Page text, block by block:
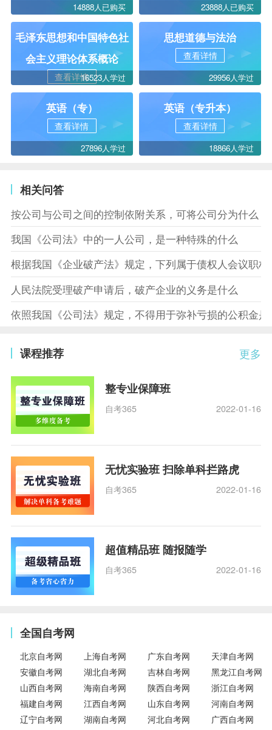
14888人已购买 23888人已购买
毛泽东思想和中国特色社
会主义理论体系概论
查看详情16523人学过
思想道德与法治
查看详情
29956人学过
英语（专）
查看详情
27896人学过
英语（专升本）
查看详情
18866人学过
相关问答
按公司与公司之间的控制依附关系，可将公司分为什么
我国《公司法》中的一人公司，是一种特殊的什么
根据我国《企业破产法》规定，下列属于债权人会议职
人民法院受理破产申请后，破产企业的义务是什么
依照我国《公司法》规定，不得用于弥补亏损的公积金是
更多
课程推荐
整专业保障班
自考365 2022-01-16
无忧实验班 扫除单科拦路虎
自考365 2022-01-16
超值精品班 随报随学
自考365 2022-01-16
全国自考网
北京自考网 上海自考网 广东自考网
天津自考网
安徽自考网
湖北自考网 吉林自考网
黑龙江自考网
山西自考网
海南自考网 陕西自考网
浙江自考网
福建自考网
江西自考网 山东自考网
河南自考网
辽宁自考网
湖南自考网 河北自考网
广西自考网